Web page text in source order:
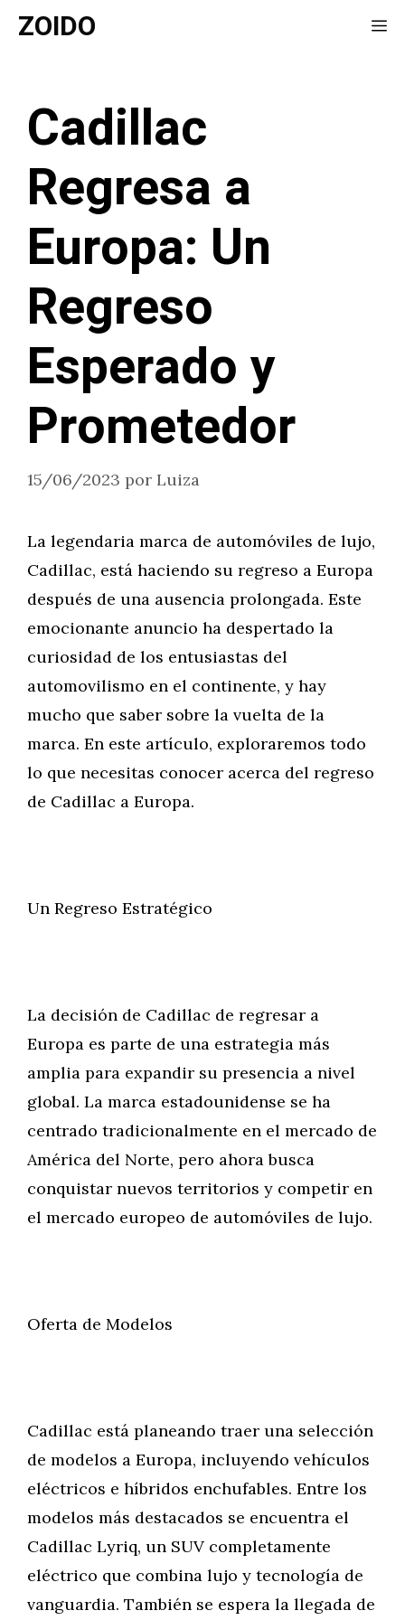
Saltar
ZOIDO
Cadillac
Regresa a
Europa: Un
Regreso
Esperado y
Prometedor
15/06/2023 por Luiza
La legendaria marca de automóviles de lujo,
Cadillac, está haciendo su regreso a Europa
después de una ausencia prolongada. Este
emocionante anuncio ha despertado la
curiosidad de los entusiastas del
automovilismo en el continente, y hay
mucho que saber sobre la vuelta de la
marca. En este artículo, exploraremos todo
lo que necesitas conocer acerca del regreso
de Cadillac a Europa.
Un Regreso Estratégico
La decisión de Cadillac de regresar a
Europa es parte de una estrategia más
amplia para expandir su presencia a nivel
global. La marca estadounidense se ha
centrado tradicionalmente en el mercado de
América del Norte, pero ahora busca
conquistar nuevos territorios y competir en
el mercado europeo de automóviles de lujo.
Oferta de Modelos
Cadillac está planeando traer una selección
de modelos a Europa, incluyendo vehículos
eléctricos e híbridos enchufables. Entre los
modelos más destacados se encuentra el
Cadillac Lyriq, un SUV completamente
eléctrico que combina lujo y tecnología de
vanguardia. También se espera la llegada de